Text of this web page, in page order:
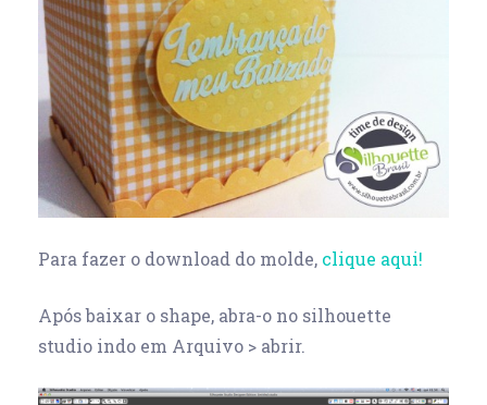
Para fazer o download do molde, clique aqui!
Após baixar o shape, abra-o no silhouette
studio indo em Arquivo > abrir.